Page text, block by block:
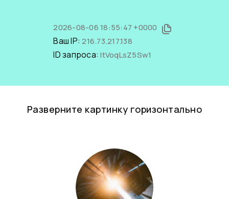
2026-08-06 18:55:47 +0000
Ваш IP:216.73.217.138
ID запроса:ltVoqLsZ5Sw1
Разверните картинку горизонтально